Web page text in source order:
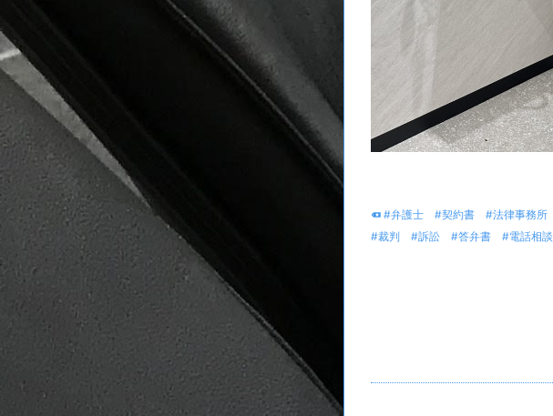
#弁護士 #契約書 #法律事務所
#裁判
#訴訟 #答弁書 #電話相談